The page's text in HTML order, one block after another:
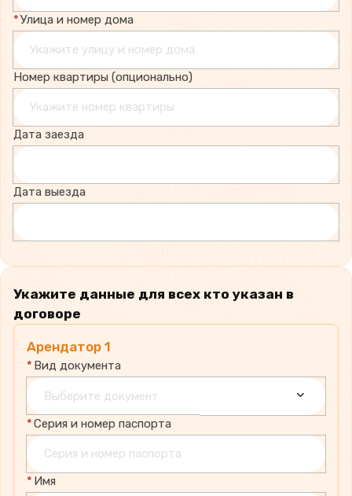
*Улица и номер дома
Номер квартиры (опционально)
Дата заезда
Дата выезда
Укажите данные для всех кто указан в
договоре
Арендатор1
* Вид документа
Выберите документ
*Серия и номер паспорта
* Имя